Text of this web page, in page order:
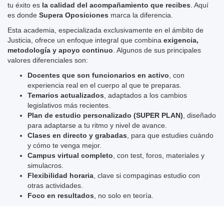
tu éxito es la calidad del acompañamiento que recibes. Aquí
es donde Supera Oposiciones marca la diferencia.
Esta academia, especializada exclusivamente en el ámbito de
Justicia, ofrece un enfoque integral que combina exigencia,
metodología y apoyo continuo. Algunos de sus principales
valores diferenciales son:
Docentes que son funcionarios en activo, con
experiencia real en el cuerpo al que te preparas.
Temarios actualizados, adaptados a los cambios
legislativos más recientes.
Plan de estudio personalizado (SUPER PLAN), diseñado
para adaptarse a tu ritmo y nivel de avance.
Clases en directo y grabadas, para que estudies cuándo
y cómo te venga mejor.
Campus virtual completo, con test, foros, materiales y
simulacros.
Flexibilidad horaria, clave si compaginas estudio con
otras actividades.
Foco en resultados, no solo en teoría.